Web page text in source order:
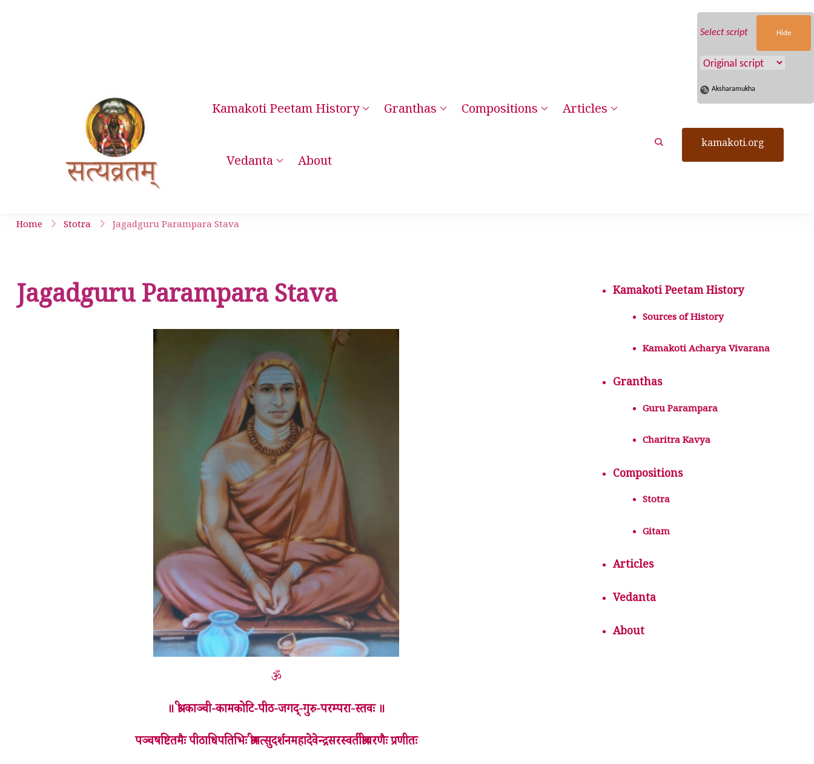
Select script Hide
Aksharamukha
Satyavrata – Kanchi Kamakoti Guru Parampara Smaranam
Kamakoti Peetam History Granthas Compositions Articles
Vedanta About
kamakoti.org
Home Stotra Jagadguru Parampara Stava
Jagadguru Parampara Stava
ॐ
॥ श्री-काञ्ची-कामकोटि-पीठ-जगद्-गुरु-परम्परा-स्तवः ॥
पञ्चषष्टितमैः पीठाधिपतिभिः श्रीमत्सुदर्शनमहादेवेन्द्रसरस्वतीश्रीचरणैः प्रणीतः
Kamakoti Peetam History
Sources of History
Kamakoti Acharya Vivarana
Granthas
Guru Parampara
Charitra Kavya
Compositions
Stotra
Gitam
Articles
Vedanta
About